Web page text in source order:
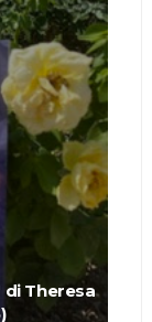
di Theresa